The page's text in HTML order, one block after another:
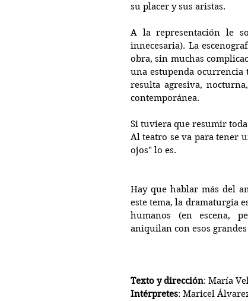
su placer y sus aristas.
A la representación le
innecesaria). La
obra, sin muchas
una estupenda
resulta agresiva,
contemporánea.
Si tuviera que resumir
Al teatro se va para tener
ojos" lo es.
Hay que hablar más del
este tema, la dramaturgia
humanos (en escena,
aniquilan con esos
Texto y dirección: María
Intérpretes: Maricel